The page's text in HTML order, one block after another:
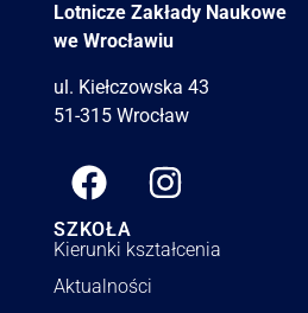
Lotnicze Zakłady Naukowe
we Wrocławiu
ul. Kiełczowska 43
51-315 Wrocław
SZKOŁA
Kierunki kształcenia
Aktualności